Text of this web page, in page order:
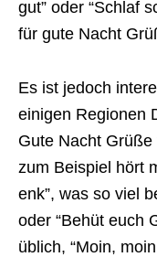
gut” oder “Schlaf
für gute Nacht
Es ist jedoch
einigen Regionen
Gute Nacht
zum Beispiel hört
enk”, was so viel
oder “Behüt euch
üblich, “Moin,